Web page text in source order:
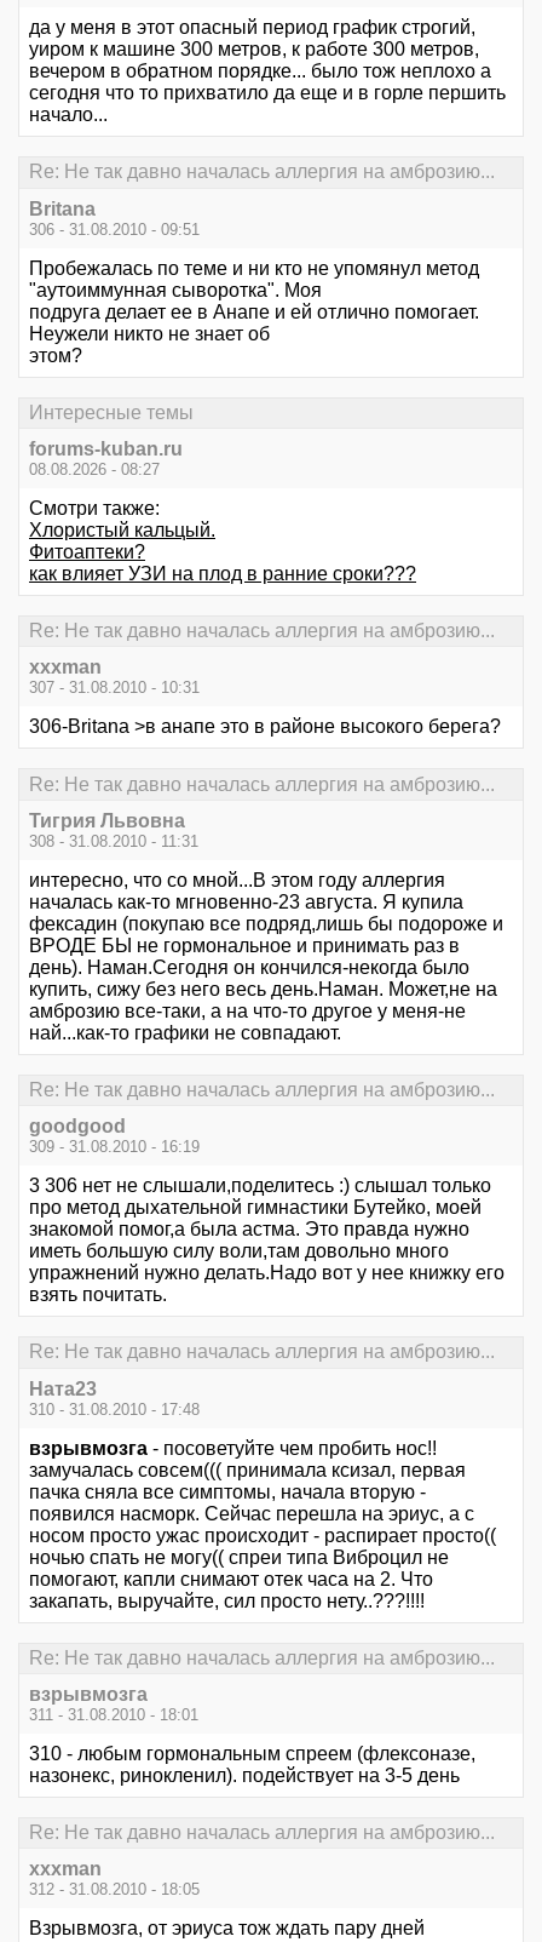
да у меня в этот опасный период график строгий,
уиром к машине 300 метров, к работе 300 метров,
вечером в обратном порядке... было тож неплохо а
сегодня что то прихватило да еще и в горле першить
начало...
Re: Не так давно началась аллергия на амброзию...
Britana
306 - 31.08.2010 - 09:51
Пробежалась по теме и ни кто не упомянул метод
"аутоиммунная сыворотка". Моя
подруга делает ее в Анапе и ей отлично помогает.
Неужели никто не знает об
этом?
Интересные темы
forums-kuban.ru
08.08.2026 - 08:27
Смотри также:
Хлористый кальцый.
Фитоаптеки?
как влияет УЗИ на плод в ранние сроки???
Re: Не так давно началась аллергия на амброзию...
xxxman
307 - 31.08.2010 - 10:31
306-Britana >в анапе это в районе высокого берега?
Re: Не так давно началась аллергия на амброзию...
Тигрия Львовна
308 - 31.08.2010 - 11:31
интересно, что со мной...В этом году аллергия
началась как-то мгновенно-23 августа. Я купила
фексадин (покупаю все подряд,лишь бы подороже и
ВРОДЕ БЫ не гормональное и принимать раз в
день). Наман.Сегодня он кончился-некогда было
купить, сижу без него весь день.Наман. Может,не на
амброзию все-таки, а на что-то другое у меня-не
най...как-то графики не совпадают.
Re: Не так давно началась аллергия на амброзию...
goodgood
309 - 31.08.2010 - 16:19
3 306 нет не слышали,поделитесь :) слышал только
про метод дыхательной гимнастики Бутейко, моей
знакомой помог,а была астма. Это правда нужно
иметь большую силу воли,там довольно много
упражнений нужно делать.Надо вот у нее книжку его
взять почитать.
Re: Не так давно началась аллергия на амброзию...
Ната23
310 - 31.08.2010 - 17:48
взрывмозга - посоветуйте чем пробить нос!!
замучалась совсем((( принимала ксизал, первая
пачка сняла все симптомы, начала вторую -
появился насморк. Сейчас перешла на эриус, а с
носом просто ужас происходит - распирает просто((
ночью спать не могу(( спреи типа Виброцил не
помогают, капли снимают отек часа на 2. Что
закапать, выручайте, сил просто нету..???!!!!
Re: Не так давно началась аллергия на амброзию...
взрывмозга
311 - 31.08.2010 - 18:01
310 - любым гормональным спреем (флексоназе,
назонекс, ринокленил). подействует на 3-5 день
Re: Не так давно началась аллергия на амброзию...
xxxman
312 - 31.08.2010 - 18:05
Взрывмозга, от эриуса тож ждать пару дней